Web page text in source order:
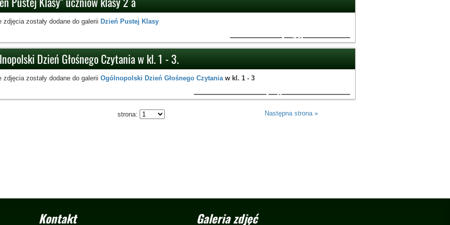
zdjęcia zostały dodane do galerii Dzień Pustej Klasy
12
Dzień Głośnego Czytania w kl. 1 - 3.
zdjęcia zostały dodane do galerii Ogólnopolski Dzień Głośnego Czytaniaw kl. 1 - 3
6
Następna strona »
strona:
Kontakt Galeria zdjęć